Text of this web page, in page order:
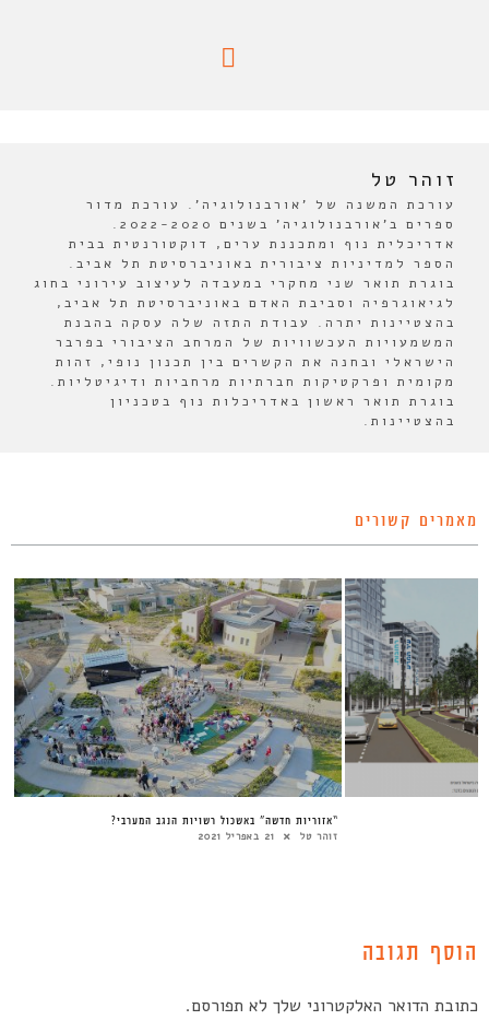
זוהר טל
עורכת המשנה של 'אורבנולוגיה'. עורכת מדור
ספרים ב'אורבנולוגיה' בשנים 2022-2020.
אדריכלית נוף ומתכננת ערים, דוקטורנטית בבית
הספר למדיניות ציבורית באוניברסיטת תל אביב.
בוגרת תואר שני מחקרי במעבדה לעיצוב עירוני בחוג
לגיאוגרפיה וסביבת האדם באוניברסיטת תל אביב,
בהצטיינות יתרה. עבודת התזה שלה עסקה בהבנת
המשמעויות העכשוויות של המרחב הציבורי בפרבר
הישראלי ובחנה את הקשרים בין תכנון נופי, זהות
מקומית ופרקטיקות חברתיות מרחביות ודיגיטליות.
בוגרת תואר ראשון באדריכלות נוף בטכניון
בהצטיינות.
מאמרים קשורים
“אזוריות חדשה” באשכול רשויות הנגב המערבי?
זוהר טל 21 באפריל 2021
הוסף תגובה
כתובת הדואר האלקטרוני שלך לא תפורסם.